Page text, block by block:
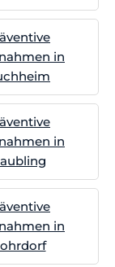
in
in
in